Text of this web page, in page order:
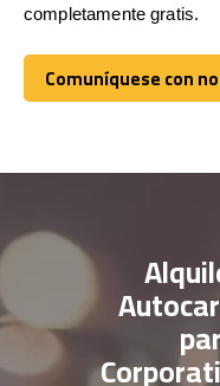
completamente gratis.
Comuníquese con
Comuníquese con